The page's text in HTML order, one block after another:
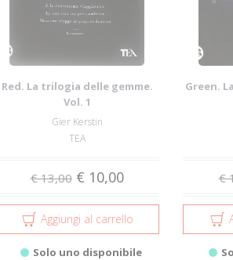
Red. La trilogia delle gemme.
Vol. 1
Gier Kerstin
TEA
€ 13,00 € 10,00
Aggiungi al carrello
Solo uno disponibile
Green.
€